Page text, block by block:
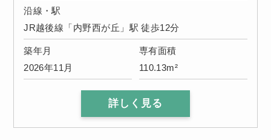
沿線・駅
JR越後線「内野西が丘」駅 徒歩12分
築年月
2026年11月
専有面積
110.13m²
詳しく見る